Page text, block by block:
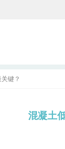
键？
混凝土